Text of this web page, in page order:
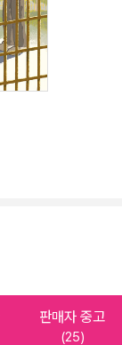
판매자 중고
(25)